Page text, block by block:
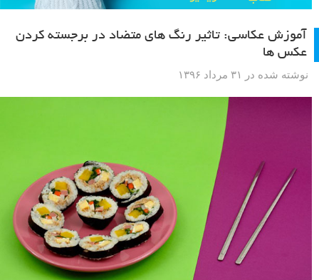
آموزش عکاسی: تاثیر رنگ های متضاد در برجسته کردن
عکس ها
نوشته شده در ۳۱ مرداد ۱۳۹۶